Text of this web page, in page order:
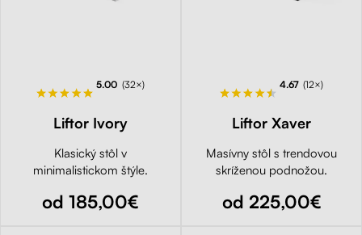
5.00 (32×)
Liftor Ivory
Klasický stôl v
minimalistickom štýle.
od 185,00€
4.67 (12×)
Liftor Xaver
Masívny stôl s trendovou
skríženou podnožou.
od 225,00€